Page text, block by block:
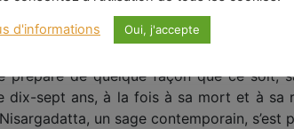
épanouis au sein de leur vraie
destin humain. C’est avec
vivants ». Citons le cas de Ramana
de quelque façon que ce soit,
dix-sept ans, à la fois à sa mort et à sa
un sage contemporain, s’est
d'informations Oui, j'accepte